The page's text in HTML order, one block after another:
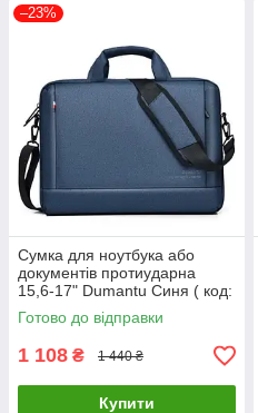
–23%
Сумка для ноутбука або
документів протиударна
15,6-17" Dumantu Синя ( код:
IBN017Z )
Готово до відправки
1 108 ₴ 1 440 ₴
Купити